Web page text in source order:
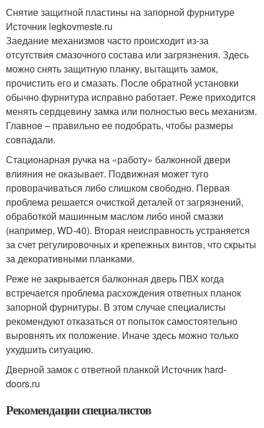
Снятие защитной пластины на запорной фурнитуре
Источник legkovmeste.ru
Заедание механизмов часто происходит из-за
отсутствия смазочного состава или загрязнения. Здесь
можно снять защитную планку, вытащить замок,
прочистить его и смазать. После обратной установки
обычно фурнитура исправно работает. Реже приходится
менять сердцевину замка или полностью весь механизм.
Главное – правильно ее подобрать, чтобы размеры
совпадали.
Стационарная ручка на «работу» балконной двери
влияния не оказывает. Подвижная может туго
проворачиваться либо слишком свободно. Первая
проблема решается очисткой деталей от загрязнений,
обработкой машинным маслом либо иной смазки
(например, WD-40). Вторая неисправность устраняется
за счет регулировочных и крепежных винтов, что скрыты
за декоративными планками.
Реже не закрывается балконная дверь ПВХ когда
встречается проблема расхождения ответных планок
запорной фурнитуры. В этом случае специалисты
рекомендуют отказаться от попыток самостоятельно
выровнять их положение. Иначе здесь можно только
ухудшить ситуацию.
Дверной замок с ответной планкой Источник hard-
doors.ru
Рекомендации специалистов